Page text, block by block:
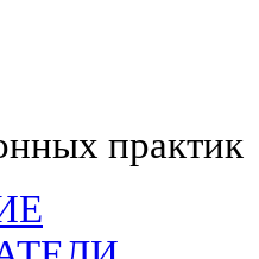
практик